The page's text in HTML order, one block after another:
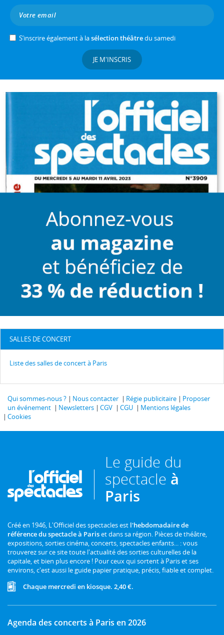
S’inscrire également à lasélection théâtredu samedi
JE M'INSCRIS
SALLES DE CONCERT
Liste des salles de concert à Paris
Qui sommes-nous ? Nous contacter Régie publicitaire
Proposer
un événement
Newsletters CGV CGU
Mentions légales
Cookies
Le guide du
spectacle à
Paris
Créé en 1946, L'Officiel des spectacles est l'hebdomadaire de
référence du spectacle à Pariset dans sa région. Pièces de théâtre,
expositions, sorties cinéma, concerts, spectacles enfants... : vous
trouverez sur ce site toute l'actualité des sorties culturelles de la
capitale, et bien plus encore ! Pour ceux qui sortent à Paris et ses
environs, c'est aussi le guide papier pratique, précis, fiable et complet.
Chaque mercredi en kiosque. 2,40 €.
Agenda des concerts à Paris en 2026